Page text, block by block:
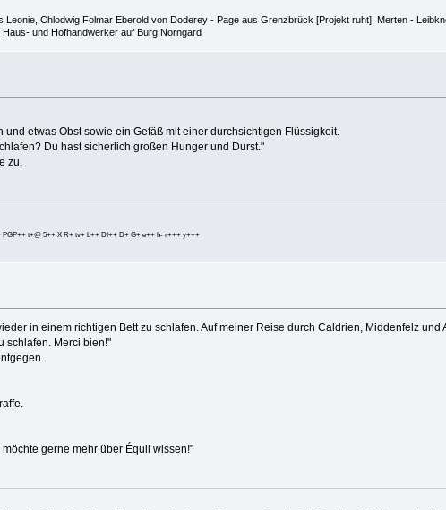
Leonie, Chlodwig Folmar Eberold von Doderey - Page aus Grenzbrück [Projekt ruht], Merten -
und Hofhandwerker auf Burg Norngard
etwas Obst sowie ein Gefäß mit einer durchsichtigen Flüssigkeit.
Du hast sicherlich großen Hunger und Durst."
zu.
t+@ 5++ X R+ tv+ b++ DI++ D+ G+ e++ h- r+++ y+++
in einem richtigen Bett zu schlafen. Auf meiner Reise durch Caldrien, Middenfelz und
schlafen. Merci bien!"
gerne mehr über Équil wissen!"